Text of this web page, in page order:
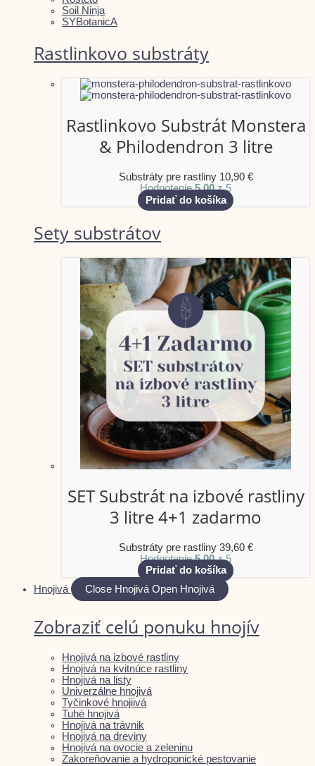
Soil Ninja
SYBotanicA
Rastlinkovo substráty
Rastlinkovo Substrát Monstera
& Philodendron 3 litre
Substráty pre rastliny 10,90 €
Hodnotenie5.00z 5
Pridať do košíka
Sety substrátov
SET Substrát na izbové rastliny
3 litre 4+1 zadarmo
Substráty pre rastliny 39,60 €
Hodnotenie5.00z 5
Pridať do košíka
Hnojivá
Close Hnojivá Open Hnojivá
Zobraziť celú ponuku hnojív
Hnojivá na izbové rastliny
Hnojivá na kvitnúce rastliny
Hnojivá na listy
Univerzálne hnojivá
Tyčinkové hnojiivá
Tuhé hnojivá
Hnojivá na trávnik
Hnojivá na dreviny
Hnojivá na ovocie a zeleninu
Zakoreňovanie a hydroponické pestovanie